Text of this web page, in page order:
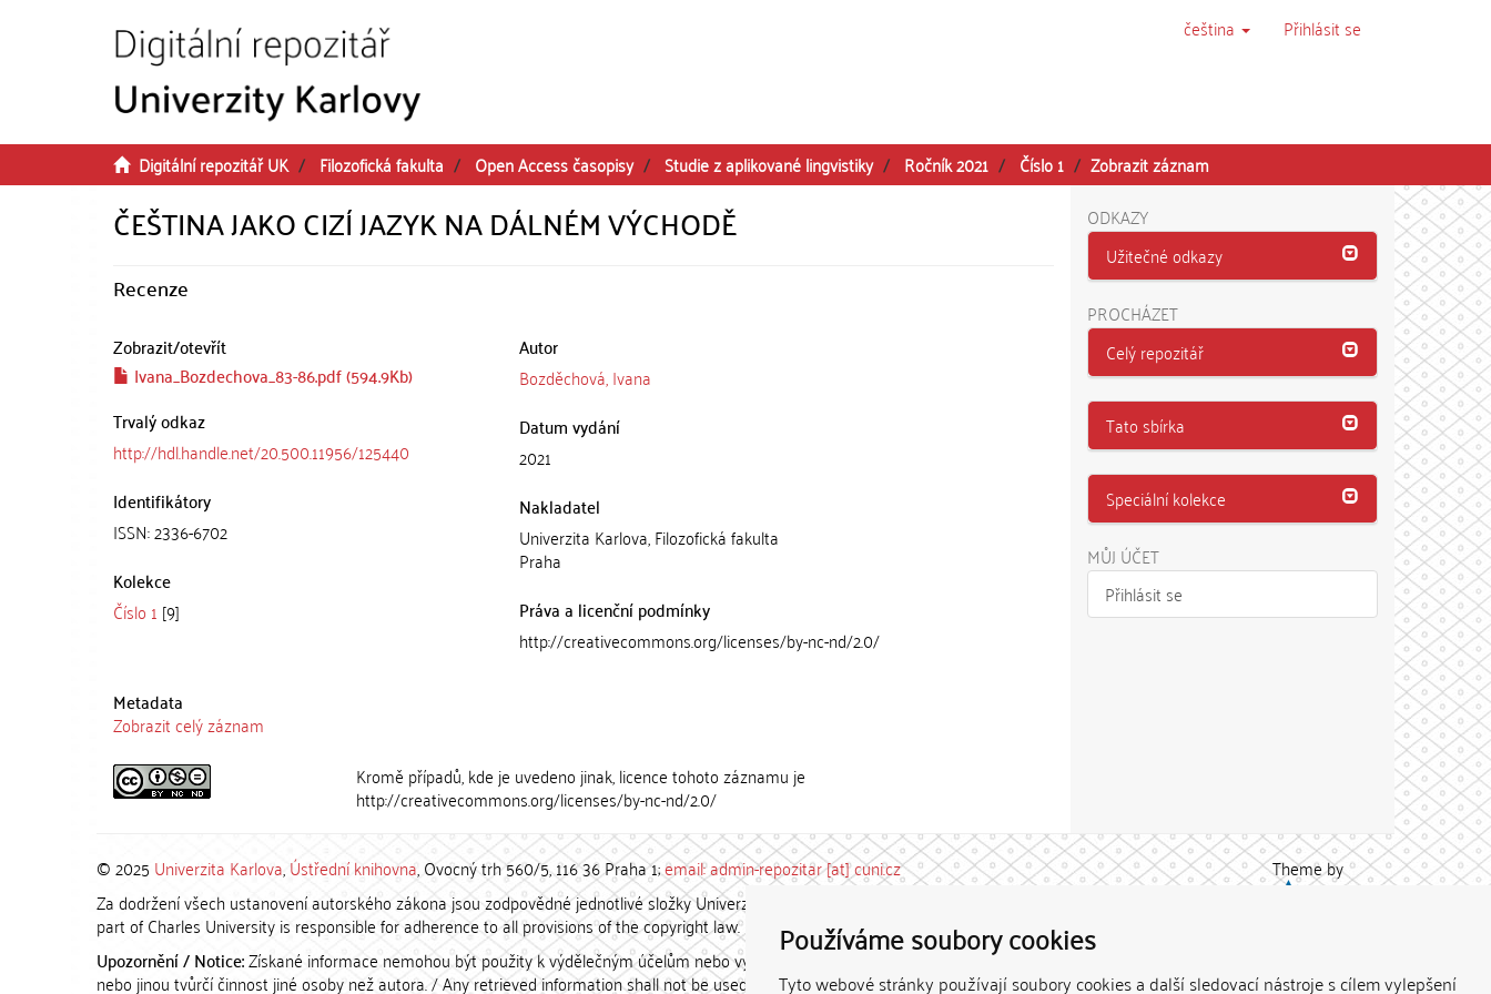
Používáme soubory cookies
Tyto webové stránky používají soubory cookies a další sledovací nástroje s cílem vylepšení
čeština Přihlásit se
Digitální repozitář UK Filozofická fakulta Open Access časopisy Studie z aplikované lingvistiky Ročník 2021 Číslo 1 Zobrazit záznam
ČEŠTINA JAKO CIZÍ JAZYK NA DÁLNÉM VÝCHODĚ
Recenze
Zobrazit/otevřít
Ivana_Bozdechova_83-86.pdf (594.9Kb)
Trvalý odkaz
http://hdl.handle.net/20.500.11956/125440
Identifikátory
ISSN: 2336-6702
Kolekce
Číslo 1 [9]
Autor
Bozděchová, Ivana
Datum vydání
2021
Nakladatel
Univerzita Karlova, Filozofická fakulta
Praha
Práva a licenční podmínky
http://creativecommons.org/licenses/by-nc-nd/2.0/
Metadata
Zobrazit celý záznam
Kromě případů, kde je uvedeno jinak, licence tohoto záznamu je
http://creativecommons.org/licenses/by-nc-nd/2.0/
ODKAZY
Užitečné odkazy
PROCHÁZET
Celý repozitář
Tato sbírka
Speciální kolekce
MŮJ ÚČET
Přihlásit se
© 2025 Univerzita Karlova,Ústřední knihovna, Ovocný trh 560/5, 116 36 Praha 1;email: admin-repozitar [at] cuni.cz
Za dodržení všech ustanovení autorského zákona jsou zodpovědné jednotlivé složky Univerzity Karlovy. / Each constituent
part of Charles University is responsible for adherence to all provisions of the copyright law.
Upozornění / Notice:Získané informace nemohou být použity k výdělečným účelům nebo vydávány za studijní, vědeckou
nebo jinou tvůrčí činnost jiné osoby než autora. / Any retrieved information shall not be used for any commercial purposes
Theme by